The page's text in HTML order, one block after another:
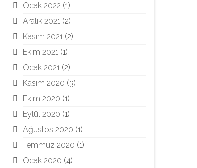
Ocak 2022 (1)
Aralık 2021 (2)
Kasım 2021 (2)
Ekim 2021 (1)
Ocak 2021 (2)
Kasım 2020 (3)
Ekim 2020 (1)
Eylül 2020 (1)
Ağustos 2020 (1)
Temmuz 2020 (1)
Ocak 2020 (4)